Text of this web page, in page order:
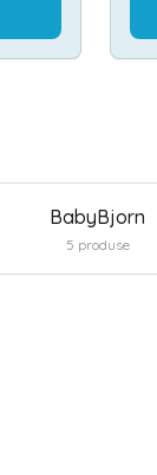
BabyBjorn
5 produse